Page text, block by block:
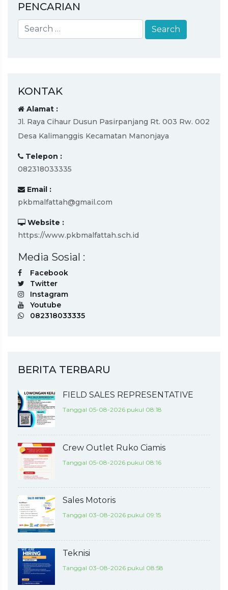
PENCARIAN
KONTAK
Alamat :
Jl. Raya Cihaur Dusun Pasirpanjang Rt. 003 Rw. 002
Desa Kalimanggis Kecamatan Manonjaya
Telepon :
082318033335
Email :
pkbmalfattah@gmail.com
Website :
https://www.pkbmalfattah.sch.id
Media Sosial :
Facebook
Twitter
Instagram
Youtube
082318033335
BERITA TERBARU
FIELD SALES REPRESENTATIVE
Tanggal 05-08-2026 pukul 08:18
Crew Outlet Ruko Ciamis
Tanggal 05-08-2026 pukul 08:16
Sales Motoris
Tanggal 03-08-2026 pukul 09:15
Teknisi
Tanggal 03-08-2026 pukul 08:58